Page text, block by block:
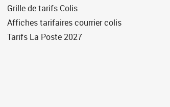
Grille de tarifs Colis
Affiches tarifaires courrier colis
Tarifs La Poste 2027